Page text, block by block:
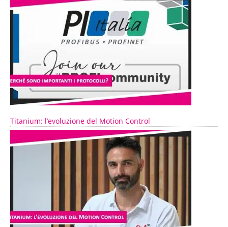
Titanium: l’evoluzione del Motion Control